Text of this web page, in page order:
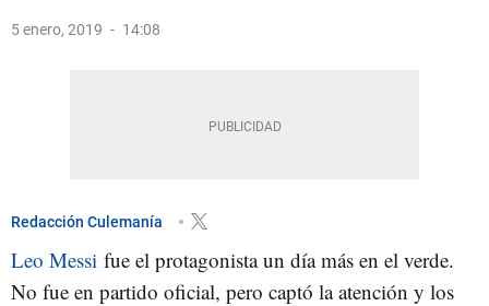
5 enero, 2019 14:08
Redacción Culemanía
Leo Messi fue el protagonista un día más en el verde.
No fue en partido oficial, pero captó la atención y los